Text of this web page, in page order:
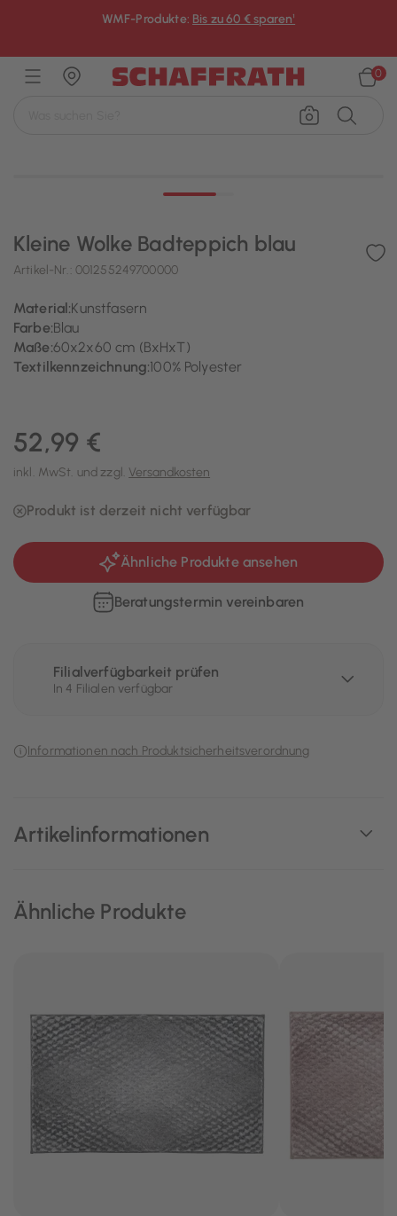
WMF-Produkte: Bis zu 60 € sparen¹
0
Artikelinformationen
Kleine Wolke Badteppich blau
Artikel-Nr.: 001255249700000
Material:Kunstfasern
Farbe:Blau
Maße:60x2x60 cm (BxHxT)
Textilkennzeichnung:100% Polyester
52,99 €
inkl. MwSt. und zzgl. Versandkosten
Produkt ist derzeit nicht verfügbar
Ähnliche Produkte ansehen
Beratungstermin vereinbaren
Filialverfügbarkeit prüfen
In 4 Filialen verfügbar
Informationen nach Produktsicherheitsverordnung